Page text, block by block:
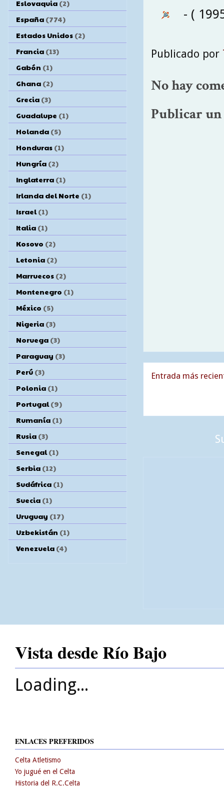
- (
Publicado por
No hay
Publicar
Entrada más
Eslovaquia (2)
España (774)
Estados Unidos (2)
Francia (13)
Gabón (1)
Ghana (2)
Grecia (3)
Guadalupe (1)
Holanda (5)
Honduras (1)
Hungría (2)
Inglaterra (1)
Irlanda del Norte (1)
Israel (1)
Italia (1)
Kosovo (2)
Letonia (2)
Marruecos (2)
Montenegro (1)
México (5)
Nigeria (3)
Noruega (3)
Paraguay (3)
Perú (3)
Polonia (1)
Portugal (9)
Rumanía (1)
Rusia (3)
Senegal (1)
Serbia (12)
Sudáfrica (1)
Suecia (1)
Uruguay (17)
Uzbekistán (1)
Venezuela (4)
Vista desde Río Bajo
Loading...
ENLACES PREFERIDOS
Celta Atletismo
Yo jugué en el Celta
Historia del R.C.Celta